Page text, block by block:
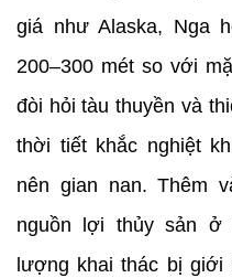
giá như Alaska, Nga
200–300 mét so với
đòi hỏi tàu thuyền và
thời tiết khắc nghiệt
nên gian nan. Thêm
nguồn lợi thủy sản ở
lượng khai thác bị giới